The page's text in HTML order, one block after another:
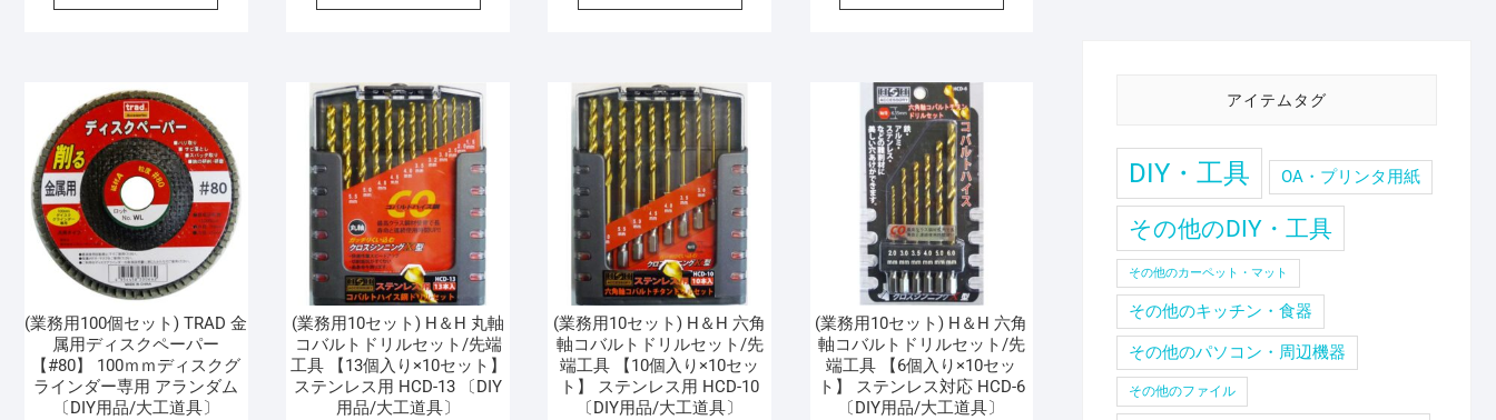
(業務用100個セット) TRAD 金
属用ディスクペーパー
【#80】 100ｍｍディスクグ
ラインダー専用 アランダム
〔DIY用品/大工道具〕
(業務用10セット) H＆H 丸軸
コバルトドリルセット/先端
工具 【13個入り×10セット】
ステンレス用 HCD-13 〔DIY
用品/大工道具〕
(業務用10セット) H＆H 六角
軸コバルトドリルセット/先
端工具 【10個入り×10セッ
ト】 ステンレス用 HCD-10
〔DIY用品/大工道具〕
(業務用10セット) H＆H 六角
軸コバルトドリルセット/先
端工具 【6個入り×10セッ
ト】 ステンレス対応 HCD-6
〔DIY用品/大工道具〕
アイテムタグ
DIY・工具 OA・プリンタ用紙
その他のDIY・工具
その他のカーペット・マット
その他のキッチン・食器
その他のパソコン・周辺機器
その他のファイル